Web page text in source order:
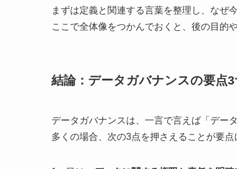
まずは定義と関連する言葉を整理し、なぜ
ここで全体像をつかんでおくと、後の目的
結論：データガバナンスの要点3
データガバナンスは、一言で言えば「デー
多くの場合、次の3点を押さえることが要点